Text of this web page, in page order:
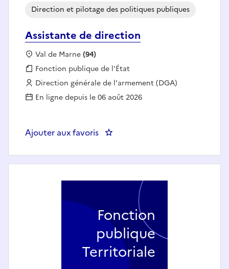
Assistante de direction
Direction et pilotage des politiques publiques
Localisation :
Val de Marne(94)
Fonction publique :
Fonction publique de l'État
Employeur :
Direction générale de l'armement (DGA)
En ligne depuis le 06 août 2026
Ajouter aux favoris : Assistante de direction
Fonction
publique
Territoriale